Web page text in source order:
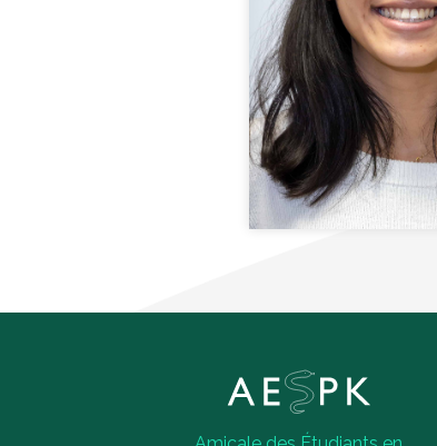
Secrétaire adjointe